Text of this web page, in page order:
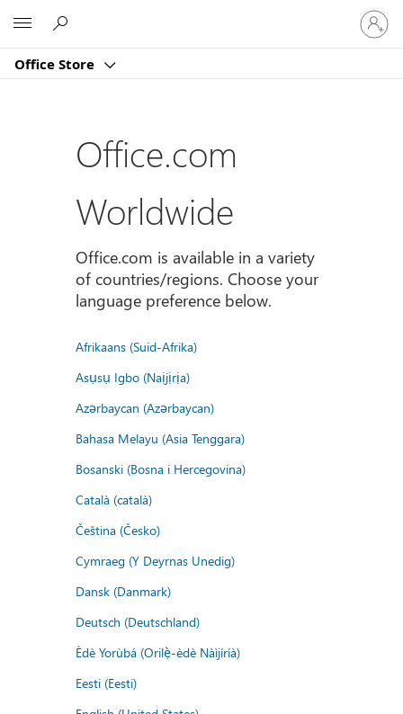
Office Store
Sign
in
to
account
Office.com
Worldwide
Office.com is available in a variety
of countries/regions. Choose your
language preference below.
Afrikaans (Suid-Afrika)
Asụsụ Igbo (Naịjịrịa)
Azərbaycan (Azərbaycan)
Bahasa Melayu (Asia Tenggara)
Bosanski (Bosna i Hercegovina)
Català (català)
Čeština (Česko)
Cymraeg (Y Deyrnas Unedig)
Dansk (Danmark)
Deutsch (Deutschland)
Èdè Yorùbá (Orilẹ̀-èdè Nàìjíríà)
Eesti (Eesti)